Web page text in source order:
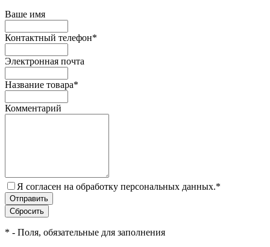
Ваше имя
Контактный телефон*
Электронная почта
Название товара*
Комментарий
Я согласен на обработку персональных данных.*
* - Поля, обязательные для заполнения